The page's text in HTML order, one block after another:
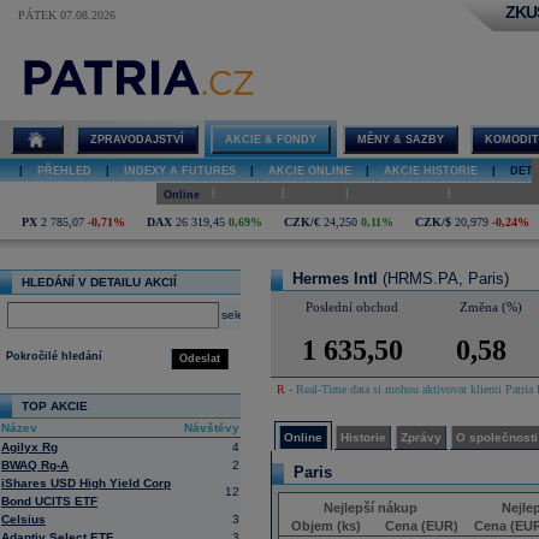
PÁTEK 07.08.2026
Hermes Intl
ZPRAVODAJSTVÍ AKCIE & FONDY MĚNY & SAZBY
PŘEHLED INDEXY A FUTURES AKCIE ONLINE AKCIE HISTORIE
Online
PX 2 785,07 -0,71% DAX 26 319,45 0,69% CZK/€ 24,250 0,11% CZK/$ 20,979 -0,24%
HLEDÁNÍ V DETAILU AKCIÍ
select
Odeslat
Pokročilé hledání
TOP AKCIE
Název
Návštěvy
Agilyx Rg
4
BWAQ Rg-A
2
iShares USD High Yield Corp
Bond UCITS ETF
12
Celsius
3
Hermes Intl (HRMS.PA, Paris)
Poslední obchod Změna (%)
1 635,50 0,58
R - Real-Time data si mohou aktivovat klienti
Online Historie Zprávy O společnosti
Paris
Nejlepší nákup
Objem (ks)
Cena (EUR)
Cena